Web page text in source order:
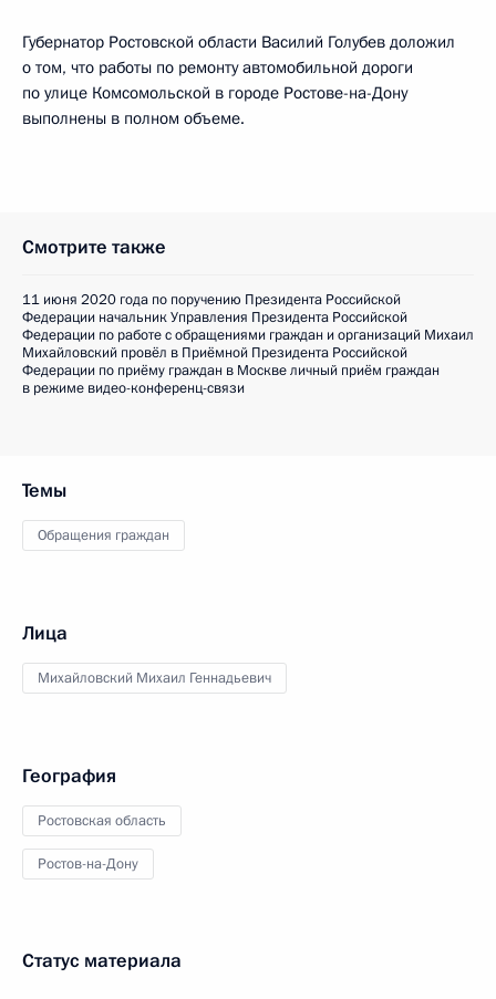
Губернатор Ростовской области Василий Голубев доложил
о том, что работы по ремонту автомобильной дороги
по улице Комсомольской в городе Ростове-на-Дону
выполнены в полном объеме.
Смотрите также
11 июня 2020 года по поручению Президента Российской
Федерации начальник Управления Президента Российской
Федерации по работе с обращениями граждан и организаций Михаил
Михайловский провёл в Приёмной Президента Российской
Федерации по приёму граждан в Москве личный приём граждан
в режиме видео-конференц-связи
Темы
Обращения граждан
Лица
Михайловский Михаил Геннадьевич
География
Ростовская область
Ростов-на-Дону
Статус материала